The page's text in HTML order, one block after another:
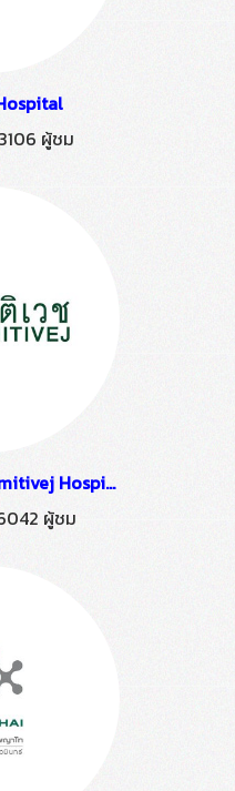
3106 ผู้ชม
ระบบดิจิตอลทีวี "Samitivej Hospital Thonburi" ติดตั้งโดย HSTN
ผู้ชม